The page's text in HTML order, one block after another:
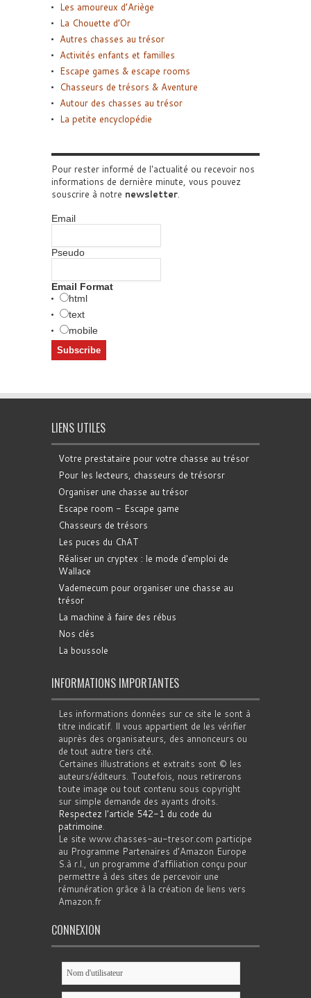
Les amoureux d’Ariège
La Chouette d’Or
Autres chasses au trésor
Activités enfants et familles
Escape games & escape rooms
Chasseurs de trésors & Aventure
Autour des chasses au trésor
La petite encyclopédie
Pour rester informé de l'actualité ou recevoir nos
informations de dernière minute, vous pouvez
souscrire à notre newsletter.
Email
Pseudo
Email Format
html
text
mobile
LIENS UTILES
Votre prestataire pour votre chasse au trésor
Pour les lecteurs, chasseurs de trésorsr
Organiser une chasse au trésor
Escape room - Escape game
Chasseurs de trésors
Les puces du ChAT
Réaliser un cryptex : le mode d'emploi de
Wallace
Vademecum pour organiser une chasse au
trésor
La machine à faire des rébus
Nos clés
La boussole
INFORMATIONS IMPORTANTES
Les informations données sur ce site le sont à
titre indicatif. Il vous appartient de les vérifier
auprès des organisateurs, des annonceurs ou
de tout autre tiers cité.
Certaines illustrations et extraits sont © les
auteurs/éditeurs. Toutefois, nous retirerons
toute image ou tout contenu sous copyright
sur simple demande des ayants droits.
Respectez l'article 542-1 du code du
patrimoine.
Le site www.chasses-au-tresor.com participe
au Programme Partenaires d’Amazon Europe
S.à r.l., un programme d’affiliation conçu pour
permettre à des sites de percevoir une
rémunération grâce à la création de liens vers
Amazon.fr
CONNEXION